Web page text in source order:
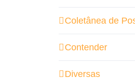
Coletânea de
Contender
Diversas